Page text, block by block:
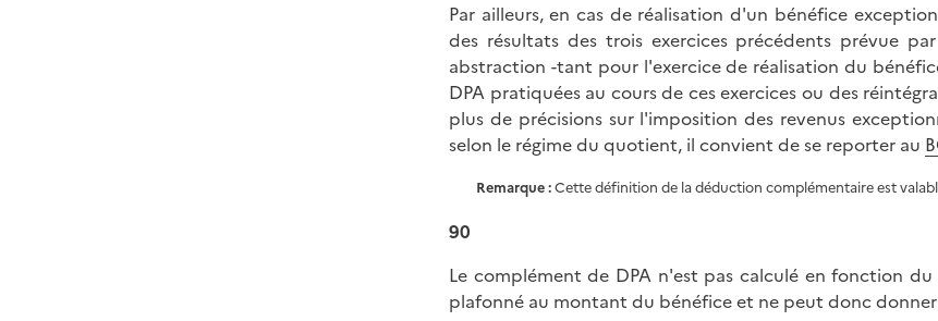
Par ailleurs, en cas de réalisation d'un bénéfice
des résultats des trois exercices précédents prévue
abstraction -tant pour l'exercice de réalisation du
DPA pratiquées au cours de ces exercices ou des
plus de précisions sur l'imposition des revenus
selon le régime du quotient, il convient de se reporter au
Remarque :Cette définition de la déduction complémentaire est
90
Le complément de DPA n'est pas calculé en fonction
plafonné au montant du bénéfice et ne peut donc